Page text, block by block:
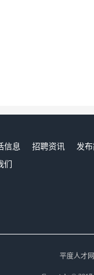
信息 招聘资讯 发
们
平度人才